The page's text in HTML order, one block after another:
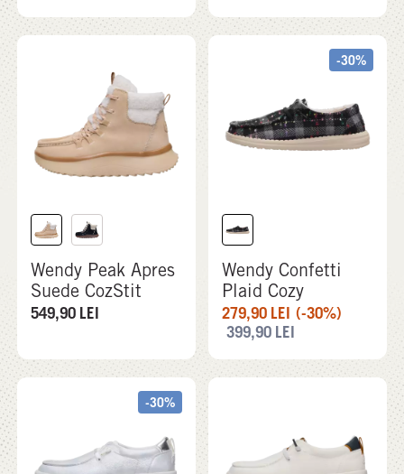
Wendy Peak Apres
Suede CozStit
549,90 LEI
-30%
Wendy Confetti
Plaid Cozy
279,90 LEI (-30%)
399,90 LEI
-30%